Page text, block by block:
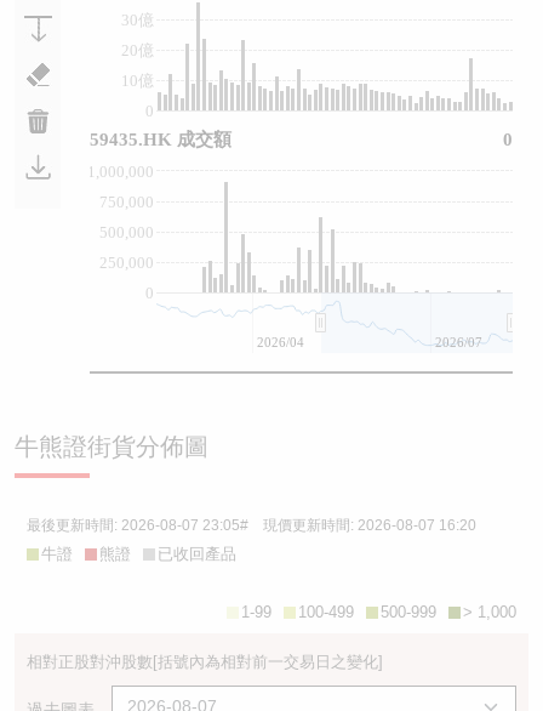
0
10億
20億
30億
0
250,000
500,000
750,000
1,000,000
2026/04 2026/07
59435.HK 成交額 0
牛熊證街貨分佈圖
最後更新時間: 2026-08-07 23:05# 現價更新時間: 2026-08-07 16:20
牛證 熊證 已收回產品
> 1,000
500-999
100-499
1-99
相對正股對沖股數[括號內為相對前一交易日之變化]